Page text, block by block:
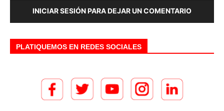
INICIAR SESIÓN PARA DEJAR UN COMENTARIO
PLATIQUEMOS EN REDES SOCIALES